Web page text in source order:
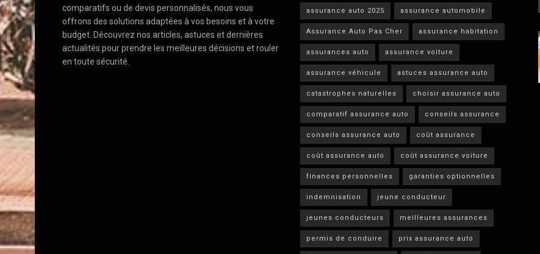
comparatifs ou de devis personnalisés, nous vous
offrons des solutions adaptées à vos besoins et à votre
budget. Découvrez nos articles, astuces et dernières
actualités pour prendre les meilleures décisions et rouler
en toute sécurité.
assurance auto 2025 assurance automobile
Assurance Auto Pas Cher assurance habitation
assurances auto assurance voiture
assurance véhicule astuces assurance auto
catastrophes naturelles choisir assurance auto
comparatif assurance auto conseils assurance
conseils assurance auto coût assurance
coût assurance auto coût assurance voiture
finances personnelles garanties optionnelles
indemnisation jeune conducteur
jeunes conducteurs meilleures assurances
permis de conduire prix assurance auto